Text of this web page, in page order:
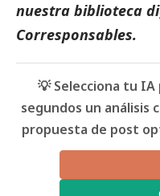
nuestra biblioteca
Corresponsables.
💡 Selecciona tu
segundos un análisis
propuesta de post